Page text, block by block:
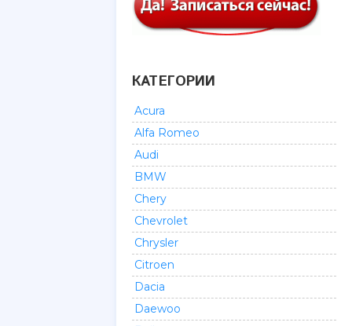
КАТЕГОРИИ
Acura
Alfa Romeo
Audi
BMW
Chery
Chevrolet
Chrysler
Citroen
Dacia
Daewoo